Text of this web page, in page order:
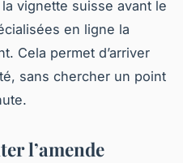
vignette suisse avant le
en ligne la
Cela permet d’arriver
sans chercher un point
l’amende